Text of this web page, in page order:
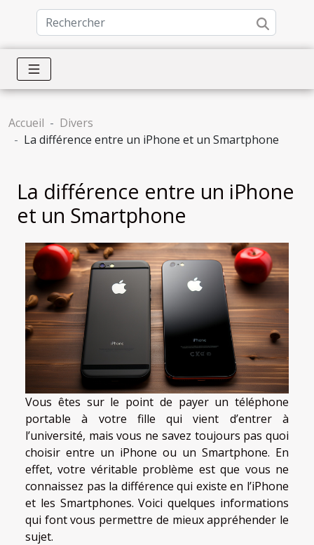
Accueil
Divers
La différence entre un iPhone et un Smartphone
La différence entre un iPhone
et un Smartphone
Vous êtes sur le point de payer un téléphone
portable à votre fille qui vient d’entrer à
l’université, mais vous ne savez toujours pas quoi
choisir entre un iPhone ou un Smartphone. En
effet, votre véritable problème est que vous ne
connaissez pas la différence qui existe en l’iPhone
et les Smartphones. Voici quelques informations
qui font vous permettre de mieux appréhender le
sujet.